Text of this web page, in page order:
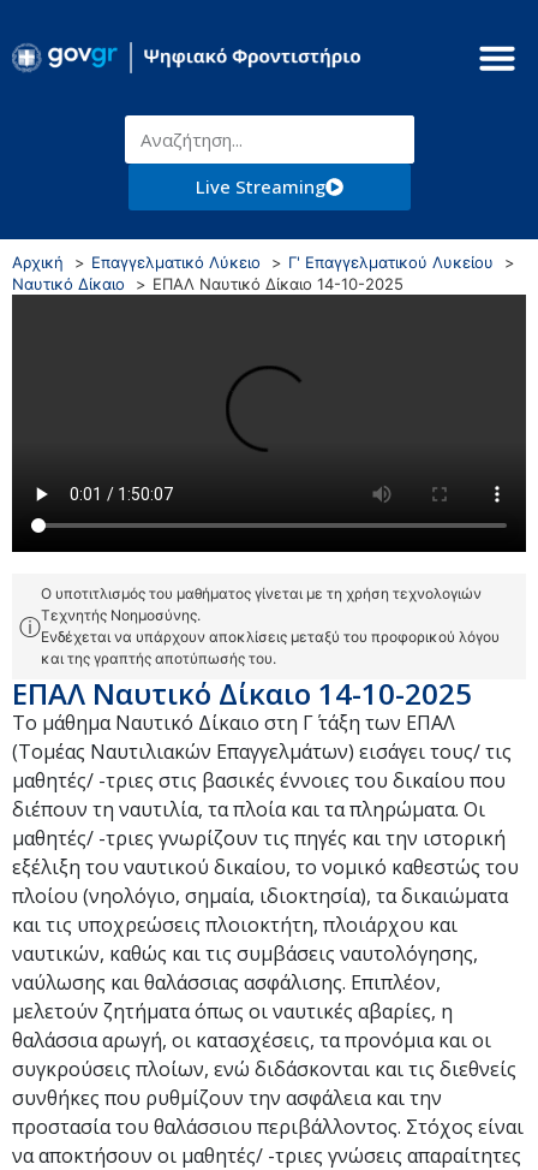
Live Streaming
Αρχική Επαγγελματικό Λύκειο
Γ' Επαγγελματικού Λυκείου
Ναυτικό Δίκαιο
ΕΠΑΛ Ναυτικό Δίκαιο 14-10-2025
ⓘ
Ο υποτιτλισμός του μαθήματος γίνεται με τη χρήση τεχνολογιών
Τεχνητής Νοημοσύνης.
Ενδέχεται να υπάρχουν αποκλίσεις μεταξύ του προφορικού λόγου
και της γραπτής αποτύπωσής του.
ΕΠΑΛ Ναυτικό Δίκαιο 14-10-2025
Το μάθημα Ναυτικό Δίκαιο στη Γ΄ τάξη των ΕΠΑΛ
(Τομέας Ναυτιλιακών Επαγγελμάτων) εισάγει τους/ τις
μαθητές/ -τριες στις βασικές έννοιες του δικαίου που
διέπουν τη ναυτιλία, τα πλοία και τα πληρώματα. Οι
μαθητές/ -τριες γνωρίζουν τις πηγές και την ιστορική
εξέλιξη του ναυτικού δικαίου, το νομικό καθεστώς του
πλοίου (νηολόγιο, σημαία, ιδιοκτησία), τα δικαιώματα
και τις υποχρεώσεις πλοιοκτήτη, πλοιάρχου και
ναυτικών, καθώς και τις συμβάσεις ναυτολόγησης,
ναύλωσης και θαλάσσιας ασφάλισης. Επιπλέον,
μελετούν ζητήματα όπως οι ναυτικές αβαρίες, η
θαλάσσια αρωγή, οι κατασχέσεις, τα προνόμια και οι
συγκρούσεις πλοίων, ενώ διδάσκονται και τις διεθνείς
συνθήκες που ρυθμίζουν την ασφάλεια και την
προστασία του θαλάσσιου περιβάλλοντος. Στόχος είναι
να αποκτήσουν οι μαθητές/ -τριες γνώσεις απαραίτητες